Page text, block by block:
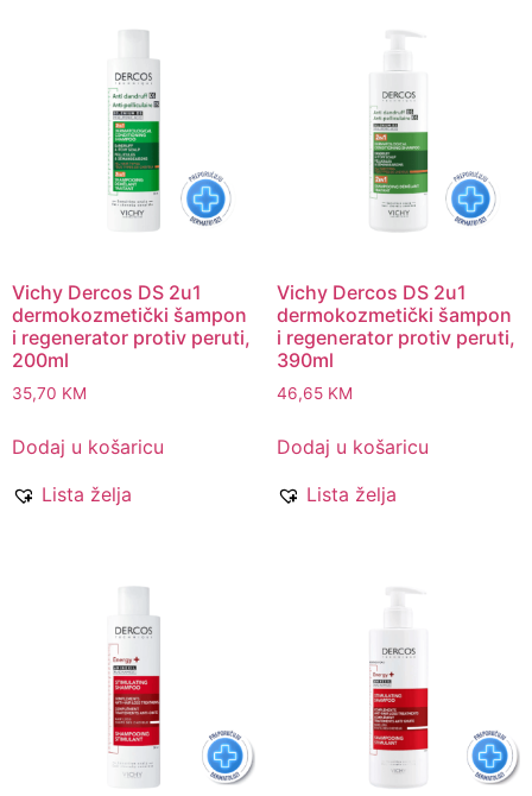
Vichy Dercos DS 2u1
dermokozmetički šampon
i regenerator protiv peruti,
200ml
35,70 KM
Dodaj u košaricu
Lista želja
Vichy Dercos DS 2u1
dermokozmetički šampon
i regenerator protiv peruti,
390ml
46,65 KM
Dodaj u košaricu
Lista želja